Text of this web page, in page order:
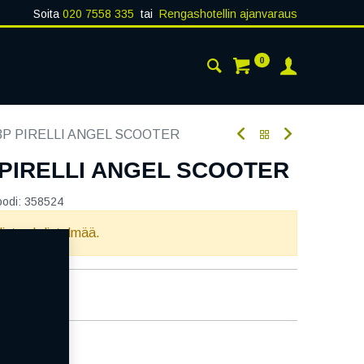
Soita 020 7558 335 tai Rengashotellin ajanvaraus
0
PIRELLI ANGEL SCOOTER
ANGEL SCOOTER
358524
yhdistelmää.